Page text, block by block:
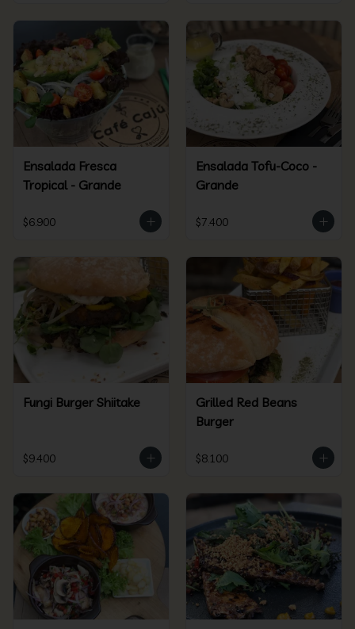
Ensalada Fresca
Tropical - Grande
$6.900
Ensalada Tofu-Coco -
Grande
$7.400
Fungi Burger Shiitake
$9.400
Grilled Red Beans
Burger
$8.100